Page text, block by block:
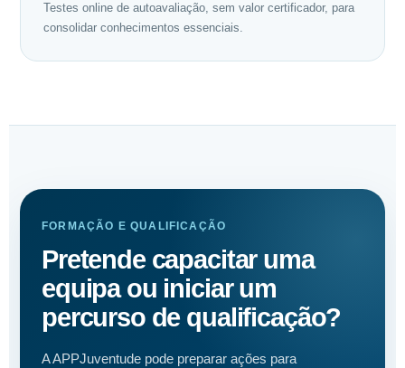
Testes online de autoavaliação, sem valor certificador, para
consolidar conhecimentos essenciais.
FORMAÇÃO E QUALIFICAÇÃO
Pretende capacitar uma
equipa ou iniciar um
percurso de qualificação?
A APPJuventude pode preparar ações para